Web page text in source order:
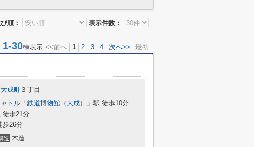
順： 表示件数：
30棟表示 <<前へ 1 2 3 4 次へ>> 最初
大成町 ３丁目
トル 「 鉄道博物館（大成）
」駅 徒歩10分
徒歩21分
歩26分
造 木造